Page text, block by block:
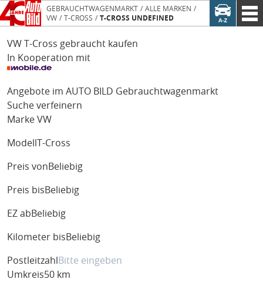
GEBRAUCHTWAGENMARKT
ALLE MARKEN
VW
T-CROSS T-CROSS UNDEFINED
VW T-Cross gebraucht kaufen
In Kooperation mit
Angebote im AUTO BILD Gebrauchtwagenmarkt
Suche verfeinern
Marke VW
Modell T-Cross
Preis von Beliebig
Preis bis Beliebig
EZ ab Beliebig
Kilometer bis Beliebig
Postleitzahl
Umkreis50 km